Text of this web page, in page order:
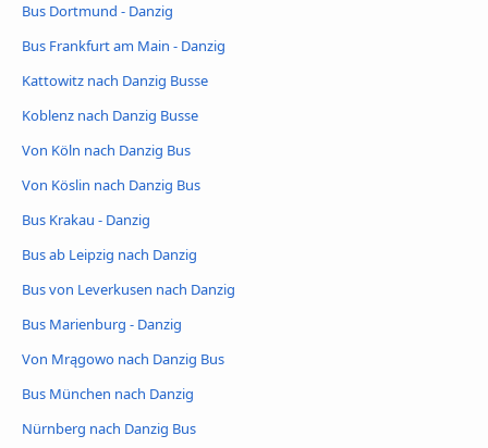
Bus Dortmund - Danzig
Bus Frankfurt am Main - Danzig
Kattowitz nach Danzig Busse
Koblenz nach Danzig Busse
Von Köln nach Danzig Bus
Von Köslin nach Danzig Bus
Bus Krakau - Danzig
Bus ab Leipzig nach Danzig
Bus von Leverkusen nach Danzig
Bus Marienburg - Danzig
Von Mrągowo nach Danzig Bus
Bus München nach Danzig
Nürnberg nach Danzig Bus